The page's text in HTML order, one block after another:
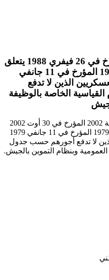
أمر عدد 263 لسنة 1988 مؤرخ في 26 فيفري 1988 يتعلق
بتنقيح الأمر عدد 96 لسنة 1979 المؤرخ في 11 جانفي
الذين لا تدفع
الخاصة بالوظيفة
ألغي بمقتضى الأمر عدد 1973 لسنة 2002 المؤرخ في 30 أوت 2002
المتعلق بتنقيح الأمر عدد 96 لسنة 1979 المؤرخ في 11 جانفي 1979
لا تدفع أجورهم حسب جدول
العمومية وبنظام التموين بالجيش.